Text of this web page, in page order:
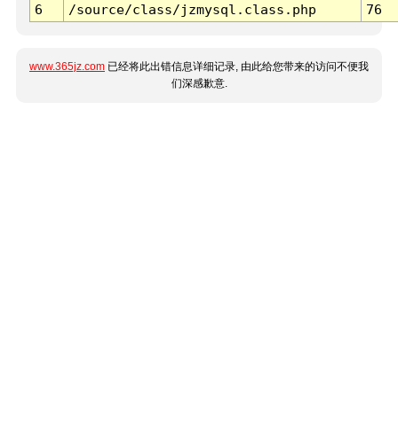
6
/source/class/jzmysql.class.php 76
www.365jz.com 已经将此出错信息详细记录, 由此给您带来的访问不便我
们深感歉意.